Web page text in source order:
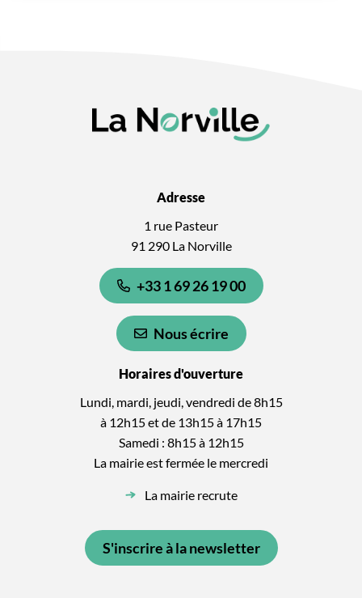
Adresse
1 rue Pasteur
91 290 La Norville
+33 1 69 26 19 00
Nous écrire
Horaires d'ouverture
Lundi, mardi, jeudi, vendredi de 8h15
à 12h15 et de 13h15 à 17h15
Samedi : 8h15 à 12h15
La mairie est fermée le mercredi
La mairie recrute
S'inscrire à la newsletter